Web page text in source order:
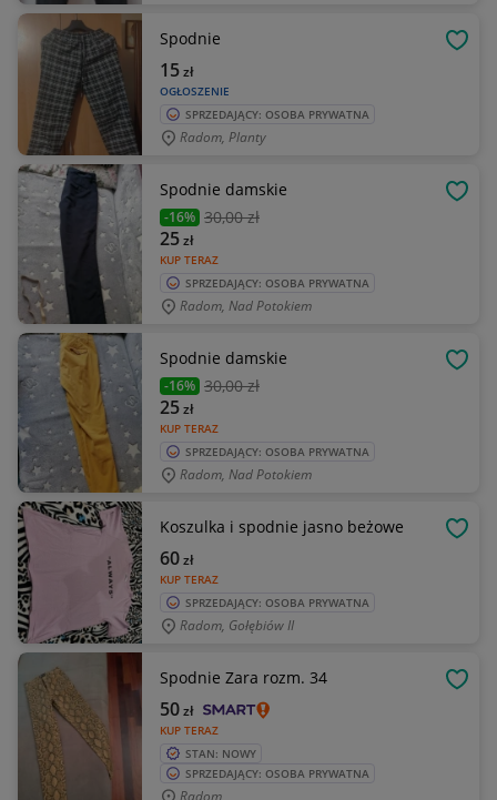
Spodnie
OGŁOSZENIE
15zł
SPRZEDAJĄCY: OSOBA PRYWATNA
Radom, Planty
Spodnie damskie
-16% 30,00 zł
KUP TERAZ
25zł
SPRZEDAJĄCY: OSOBA PRYWATNA
Radom, Nad Potokiem
Spodnie damskie
-16% 30,00 zł
KUP TERAZ
25zł
SPRZEDAJĄCY: OSOBA PRYWATNA
Radom, Nad Potokiem
Koszulka i spodnie jasno beżowe
KUP TERAZ
60zł
SPRZEDAJĄCY: OSOBA PRYWATNA
Radom, Gołębiów II
Spodnie Zara rozm. 34
KUP TERAZ
50zł
STAN: NOWY
SPRZEDAJĄCY: OSOBA PRYWATNA
Radom